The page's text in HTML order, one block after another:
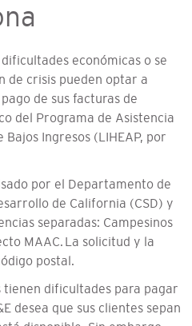
económicas o se
de crisis pueden optar a
de sus facturas de
del Programa de Asistencia
Ingresos (LIHEAP, por
por el Departamento de
de California (CSD) y
separadas: Campesinos
MAAC. La solicitud y la
postal.
tienen dificultades para pagar
desea que sus clientes sepan